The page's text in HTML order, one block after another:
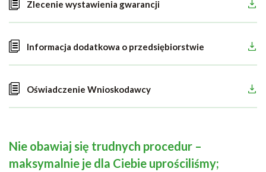
Zlecenie wystawienia gwarancji
Informacja dodatkowa o przedsiębiorstwie
Oświadczenie Wnioskodawcy
Nie obawiaj się trudnych procedur –
maksymalnie je dla Ciebie uprościliśmy;